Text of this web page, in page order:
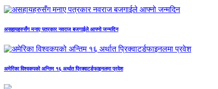
असहायहरुसँग मनाए पत्रकार नवराज बजगाईले आफ्नो जन्मदिन
अमेरिका विश्वकपको अन्तिम १६ अर्थात प्रिक्वाटर्डफाइनलमा प्रवेश